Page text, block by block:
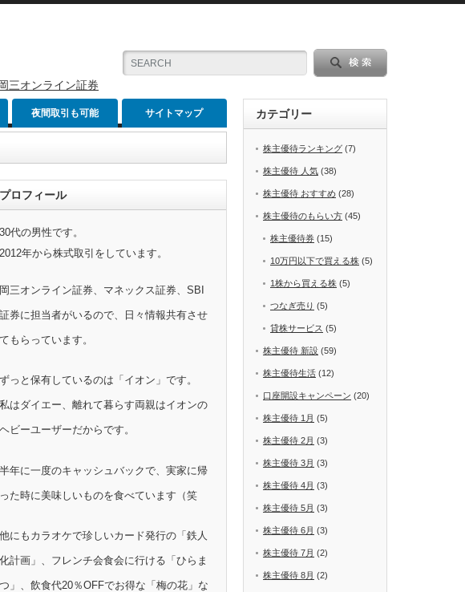
三オンライン証券
夜間取引も可能 サイトマップ
プロフィール
30代の男性です。
2012年から株式取引をしています。
岡三オンライン証券、マネックス証券、SBI
証券に担当者がいるので、日々情報共有させ
てもらっています。
ずっと保有しているのは「イオン」です。
私はダイエー、離れて暮らす両親はイオンの
ヘビーユーザーだからです。
半年に一度のキャッシュバックで、実家に帰
った時に美味しいものを食べています（笑
他にもカラオケで珍しいカード発行の「鉄人
化計画」、フレンチ会食会に行ける「ひらま
つ」、飲食代20％OFFでお得な「梅の花」な
カテゴリー
株主優待ランキング (7)
株主優待 人気 (38)
株主優待 おすすめ (28)
株主優待のもらい方 (45)
株主優待券 (15)
10万円以下で買える株 (5)
1株から買える株 (5)
つなぎ売り (5)
貸株サービス (5)
株主優待 新設 (59)
株主優待生活 (12)
口座開設キャンペーン (20)
株主優待 1月 (5)
株主優待 2月 (3)
株主優待 3月 (3)
株主優待 4月 (3)
株主優待 5月 (3)
株主優待 6月 (3)
株主優待 7月 (2)
株主優待 8月 (2)